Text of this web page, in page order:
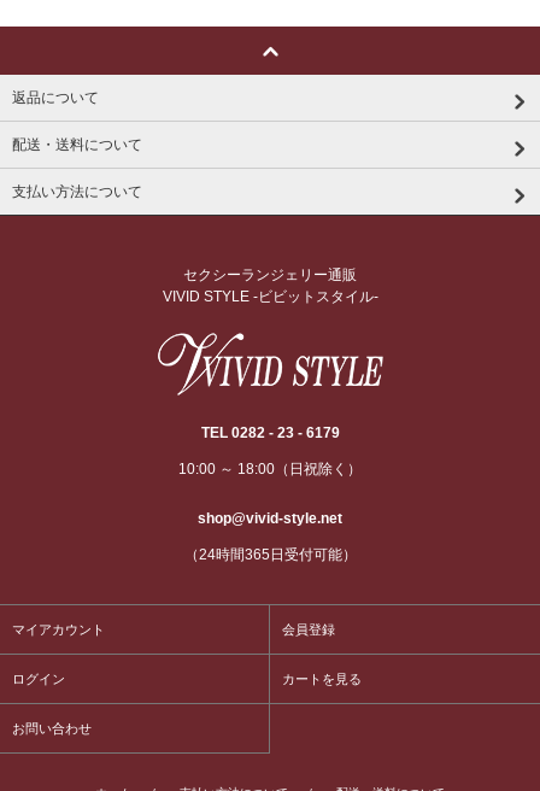
返品について
配送・送料について
支払い方法について
セクシーランジェリー通販
VIVID STYLE -ビビットスタイル-
TEL 0282 - 23 - 6179
10:00 ～ 18:00（日祝除く）
shop@vivid-style.net
（24時間365日受付可能）
マイアカウント 会員登録
ログイン カートを見る
お問い合わせ